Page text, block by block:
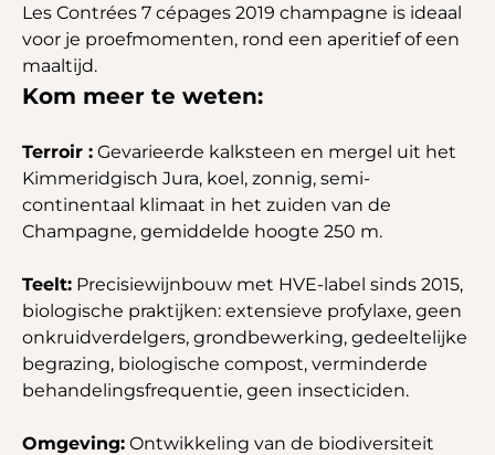
Les Contrées 7 cépages 2019 champagne is ideaal
voor je proefmomenten, rond een aperitief of een
maaltijd.
Kom meer te weten:
Terroir : Gevarieerde kalksteen en mergel uit het
Kimmeridgisch Jura, koel, zonnig, semi-
continentaal klimaat in het zuiden van de
Champagne, gemiddelde hoogte 250 m.
Teelt: Precisiewijnbouw met HVE-label sinds 2015,
biologische praktijken: extensieve profylaxe, geen
onkruidverdelgers, grondbewerking, gedeeltelijke
begrazing, biologische compost, verminderde
behandelingsfrequentie, geen insecticiden.
Omgeving: Ontwikkeling van de biodiversiteit